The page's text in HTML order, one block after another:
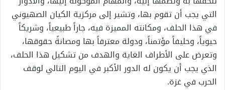
التي يجب أن تقوم بها، وتشير إلى مركزية الكيان الصهيوني
في هذا الحلف، ومكانته المميزة فيه،جاراً طبيعياً، وشريكاً
حيوياً، وحليفاً مؤتمناً، ودولة معترفاً بها ومصانةً حقوقها،
وتعرض على الأطراف الغاية والهدف من تشكيل هذا الحلف،
الذي يجب أن يكون له الدور الأكبر في اليوم التالي لوقف
الحرب في غزة.